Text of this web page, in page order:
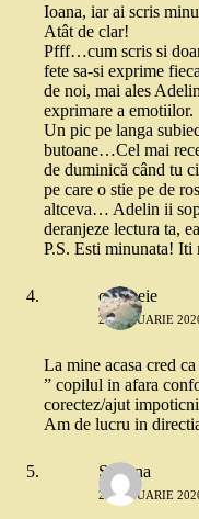
Ioana, iar ai scris
Atât de clar!
Pfff…cum scris si
fete sa-si exprime
de noi, mai ales
exprimare a emotiilor.
Un pic pe langa
butoane…Cel mai
de duminică când tu
pe care o stie pe de
altceva… Adelin ii
deranjeze lectura ta,
P.S. Esti minunata! Iti
o femeie
21 IANUARIE
La mine acasa cred
” copilul in afara
corectez/ajut
Am de lucru in
Simona
21 IANUARIE